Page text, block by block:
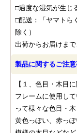
□過度な湿気が生じ
□配送：「ヤマトら
除く）
出荷からお届けま
製品に関するご注
【１、色目・木目に
フレームに使用し
って様々な色目・
黄色っぽい、赤っ